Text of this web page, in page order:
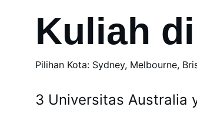
Kuliah
Pilihan Kota: Sydney, Melbourne,
3 Universitas Australia